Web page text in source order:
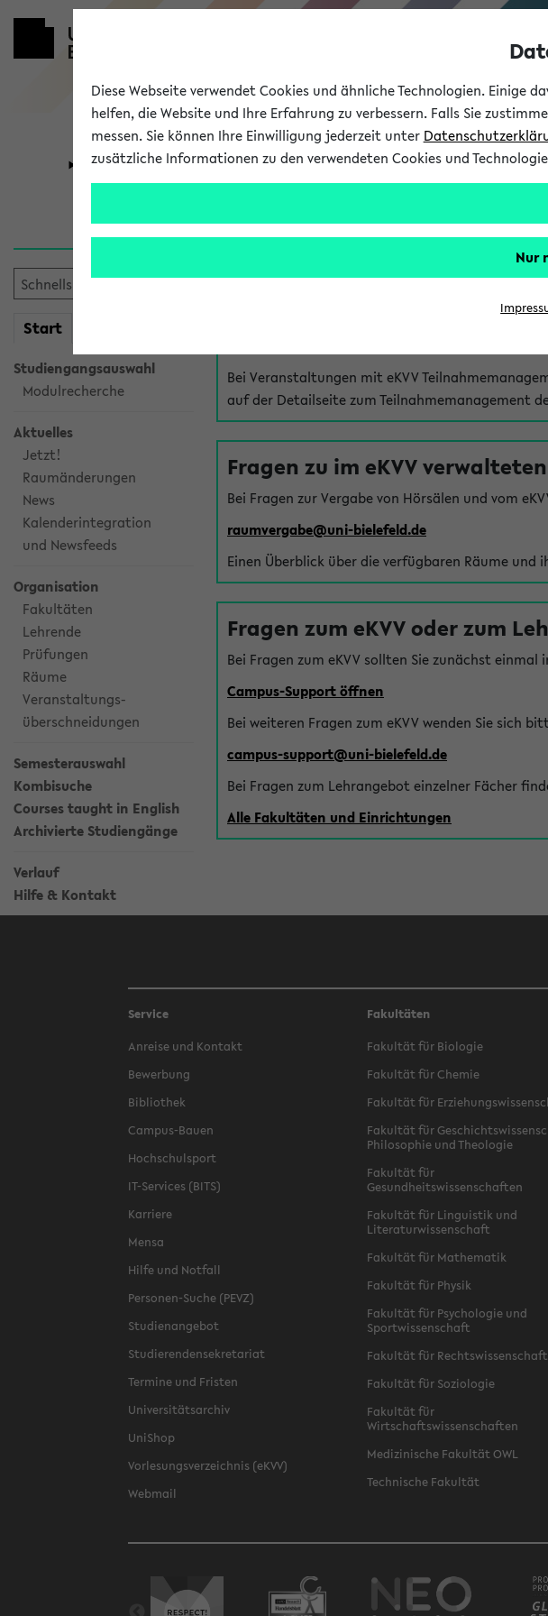
Universität Forschung Studium
Start
Studiengangsauswahl
Modulrecherche
Aktuelles
Jetzt!
Raumänderungen
News
Kalenderintegration
und Newsfeeds
Organisation
Fakultäten
Lehrende
Prüfungen
Räume
Veranstaltungs-
überschneidungen
Semesterauswahl
Kombisuche
Courses taught in English
Archivierte Studiengänge
Verlauf
Hilfe & Kontakt
Hilfe & Kontakt
Bei Veranstaltungen mit eKVV
auf der Detailseite zum Teilnahmemanagement
Fragen zu im eKVV
Bei Fragen zur Vergabe von Hörsälen und vom
raumvergabe@uni-bielefeld.de
Einen Überblick über die verfügbaren Räume und
Fragen zum eKVV oder zum
Bei Fragen zum eKVV sollten Sie zunächst
Campus-Support öffnen
Bei weiteren Fragen zum eKVV wenden Sie sich
campus-support@uni-bielefeld.de
Bei Fragen zum Lehrangebot einzelner Fächer
Alle Fakultäten und Einrichtungen
Service
Anreise und Kontakt
Bewerbung
Bibliothek
Campus-Bauen
Hochschulsport
IT-Services (BITS)
Karriere
Mensa
Hilfe und Notfall
Personen-Suche (PEVZ)
Studienangebot
Studierendensekretariat
Termine und Fristen
Universitätsarchiv
UniShop
Vorlesungsverzeichnis (eKVV)
Webmail
Fakultäten
Fakultät für Biologie
Fakultät für Chemie
Fakultät für
Fakultät für
Philosophie und Theologie
Fakultät für
Gesundheitswissenschaften
Fakultät für Linguistik und
Literaturwissenschaft
Fakultät für Mathematik
Fakultät für Physik
Fakultät für Psychologie und
Sportwissenschaft
Fakultät für Rechtswissenschaft
Fakultät für Soziologie
Fakultät für
Wirtschaftswissenschaften
Medizinische Fakultät OWL
Technische Fakultät
Diese Webseite verwendet Cookies und ähnliche Technologien.
helfen, die Website und Ihre Erfahrung zu verbessern. Falls Sie
messen. Sie können Ihre Einwilligung jederzeit unter
zusätzliche Informationen zu den verwendeten Cookies und
Nur